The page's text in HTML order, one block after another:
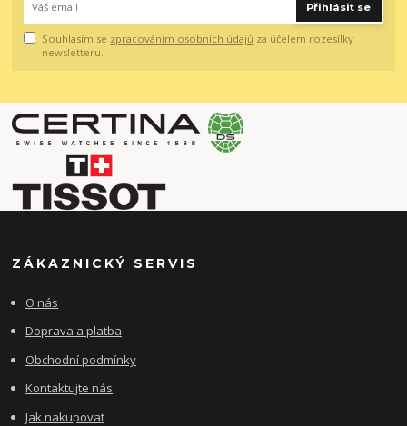
Přihlásit se
Souhlasím se zpracováním osobních údajů za účelem rozesílky
newsletteru.
ZÁKAZNICKÝ SERVIS
O nás
Doprava a platba
Obchodní podmínky
Kontaktujte nás
Jak nakupovat